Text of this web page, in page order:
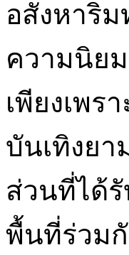
อสังหาริ
ความนิย
เพียงเพร
บันเทิงย
ส่วนที่ได้
พื้นที่ร่วม